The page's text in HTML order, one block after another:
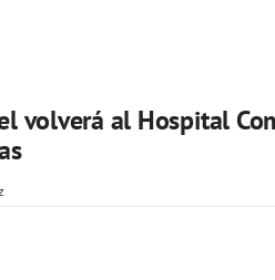
volverá al Hospital